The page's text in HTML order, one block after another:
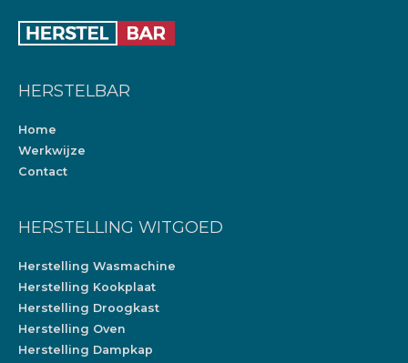
HERSTELBAR
Home
Werkwijze
Contact
HERSTELLING WITGOED
Herstelling Wasmachine
Herstelling Kookplaat
Herstelling Droogkast
Herstelling Oven
Herstelling Dampkap